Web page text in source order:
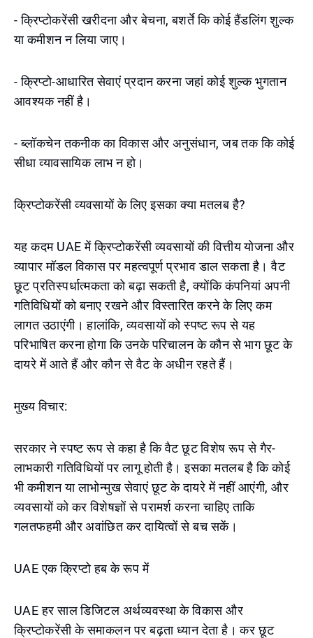
- क्रिप्टोकरेंसी खरीदना और बेचना, बशर्ते कि कोई हैंडलिंग शुल्क
या कमीशन न लिया जाए।
- क्रिप्टो-आधारित सेवाएं प्रदान करना जहां कोई शुल्क भुगतान
आवश्यक नहीं है।
- ब्लॉकचेन तकनीक का विकास और अनुसंधान, जब तक कि कोई
सीधा व्यावसायिक लाभ न हो।
क्रिप्टोकरेंसी व्यवसायों के लिए इसका क्या मतलब है?
यह कदम UAE में क्रिप्टोकरेंसी व्यवसायों की वित्तीय योजना और
व्यापार मॉडल विकास पर महत्वपूर्ण प्रभाव डाल सकता है। वैट
छूट प्रतिस्पर्धात्मकता को बढ़ा सकती है, क्योंकि कंपनियां अपनी
गतिविधियों को बनाए रखने और विस्तारित करने के लिए कम
लागत उठाएंगी। हालांकि, व्यवसायों को स्पष्ट रूप से यह
परिभाषित करना होगा कि उनके परिचालन के कौन से भाग छूट के
दायरे में आते हैं और कौन से वैट के अधीन रहते हैं।
मुख्य विचार:
सरकार ने स्पष्ट रूप से कहा है कि वैट छूट विशेष रूप से गैर-
लाभकारी गतिविधियों पर लागू होती है। इसका मतलब है कि कोई
भी कमीशन या लाभोन्मुख सेवाएं छूट के दायरे में नहीं आएंगी, और
व्यवसायों को कर विशेषज्ञों से परामर्श करना चाहिए ताकि
गलतफहमी और अवांछित कर दायित्वों से बच सकें।
UAE एक क्रिप्टो हब के रूप में
UAE हर साल डिजिटल अर्थव्यवस्था के विकास और
क्रिप्टोकरेंसी के समाकलन पर बढ़ता ध्यान देता है। कर छूट